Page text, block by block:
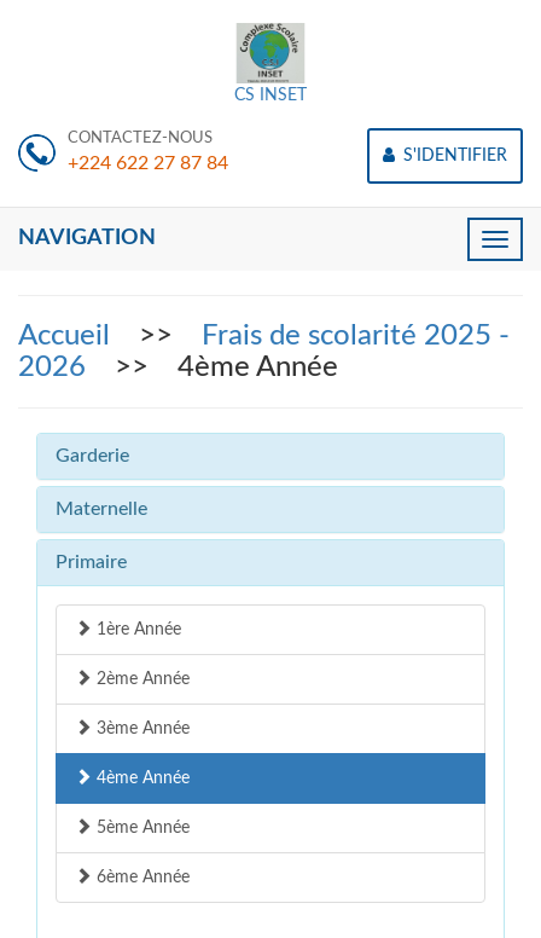
CS INSET
CONTACTEZ-NOUS
+224 622 27 87 84 S'IDENTIFIER
Toggle
NAVIGATION
Accueil >>
Frais de scolarité 2025 -
2026
>> 4ème Année
Garderie
Maternelle
Primaire
1ère Année
2ème Année
3ème Année
4ème Année
5ème Année
6ème Année